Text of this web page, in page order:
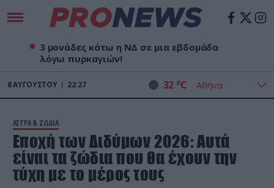
3 μονάδες κάτω η ΝΔ σε μια εβδομάδα
λόγω πυρκαγιών!
8ΑΥΓΟΎΣΤΟΥ 22:27 32 oC
ΑΣΤΡΑ & ΖΩΔΙΑ
Εποχή των Διδύμων 2026: Αυτά
είναι τα ζώδια που θα έχουν την
τύχη με το μέρος τους